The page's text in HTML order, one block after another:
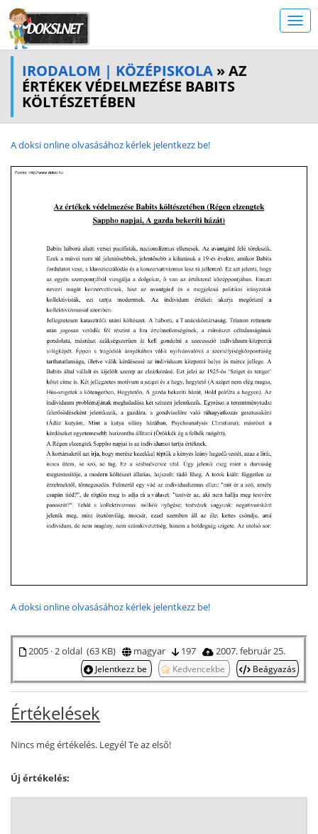
IRODALOM | KÖZÉPISKOLA » AZ
ÉRTÉKEK VÉDELMEZÉSE BABITS
KÖLTÉSZETÉBEN
A doksi online olvasásához kérlek jelentkezz be!
A doksi online olvasásához kérlek jelentkezz be!
2005 · 2 oldal (63 KB) magyar 197 2007. február 25.
Jelentkezz be Kedvencekbe Beágyazás
Értékelések
Nincs még értékelés. Legyél Te az első!
Új értékelés: